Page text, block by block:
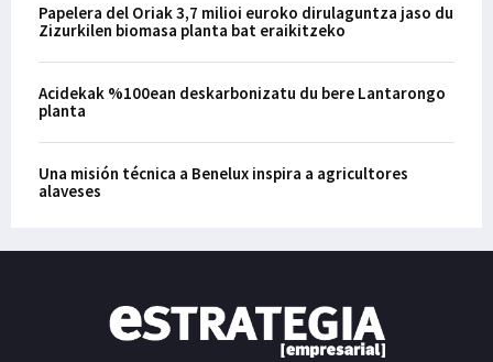
Papelera del Oriak 3,7 milioi euroko dirulaguntza jaso du
Zizurkilen biomasa planta bat eraikitzeko
Acidekak %100ean deskarbonizatu du bere Lantarongo
planta
Una misión técnica a Benelux inspira a agricultores
alaveses